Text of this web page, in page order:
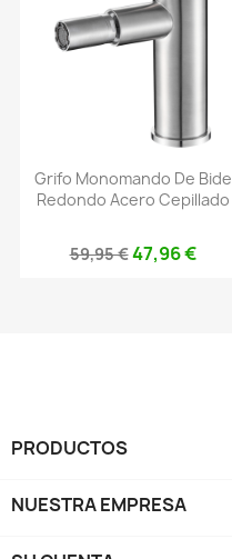
Grifo Monomando De Bide
Redondo Acero Cepillado
59,95 €47,96 €
PRODUCTOS
NUESTRA EMPRESA